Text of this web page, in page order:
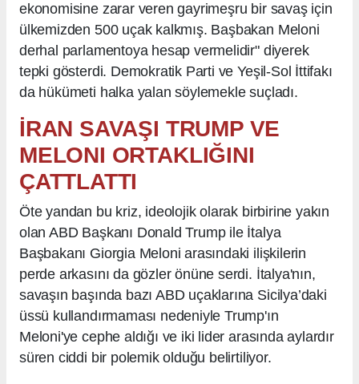
ekonomisine zarar veren gayrimeşru bir savaş için
ülkemizden 500 uçak kalkmış. Başbakan Meloni
derhal parlamentoya hesap vermelidir" diyerek
tepki gösterdi. Demokratik Parti ve Yeşil-Sol İttifakı
da hükümeti halka yalan söylemekle suçladı.
İRAN SAVAŞI TRUMP VE
MELONI ORTAKLIĞINI
ÇATTLATTI
Öte yandan bu kriz, ideolojik olarak birbirine yakın
olan ABD Başkanı Donald Trump ile İtalya
Başbakanı Giorgia Meloni arasındaki ilişkilerin
perde arkasını da gözler önüne serdi. İtalya'nın,
savaşın başında bazı ABD uçaklarına Sicilya’daki
üssü kullandırmaması nedeniyle Trump'ın
Meloni'ye cephe aldığı ve iki lider arasında aylardır
süren ciddi bir polemik olduğu belirtiliyor.